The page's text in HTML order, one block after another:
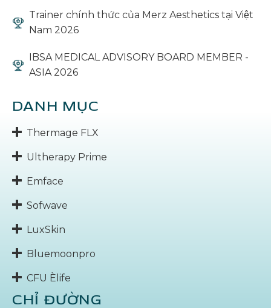
Trainer chính thức của Merz Aesthetics tại Việt
Nam 2026
IBSA MEDICAL ADVISORY BOARD MEMBER -
ASIA 2026
DANH MỤC
Thermage FLX
Ultherapy Prime
Emface
Sofwave
LuxSkin
Bluemoonpro
CFU Èlife
CHỈ ĐƯỜNG